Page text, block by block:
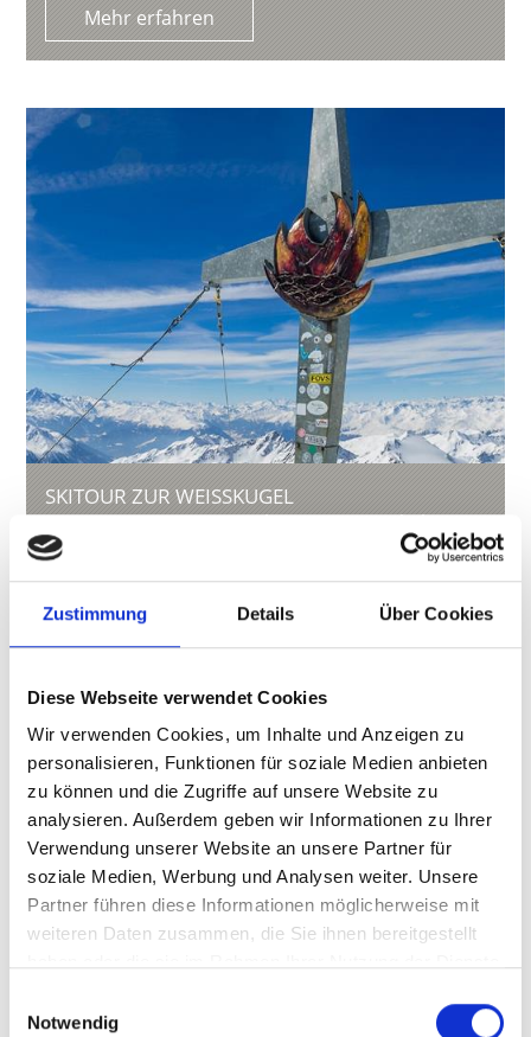
Zustimmung Details Über Cookies
Diese Webseite verwendet Cookies
Wir verwenden Cookies, um Inhalte und Anzeigen zu
personalisieren, Funktionen für soziale Medien anbieten
zu können und die Zugriffe auf unsere Website zu
analysieren. Außerdem geben wir Informationen zu Ihrer
Verwendung unserer Website an unsere Partner für
soziale Medien, Werbung und Analysen weiter. Unsere
Partner führen diese Informationen möglicherweise mit
weiteren Daten zusammen, die Sie ihnen bereitgestellt
Notwendig
Mehr erfahren
SKITOUR ZUR WEISSKUGEL
Variante A Ausgangspunkt: Kurzras, Parkplatz
(2.011 m ü. M.) Aufstieg: 1.728 Höhenmeter, 6-7
Std. Günstige Zeit: von ...
3:46 h
1099 hm
8,2 km